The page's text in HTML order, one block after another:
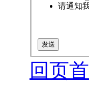
请通知
回页首